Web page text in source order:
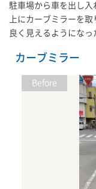
駐車場から車を出し
上にカーブミラーを取
良く見えるようになっ
カーブミラー